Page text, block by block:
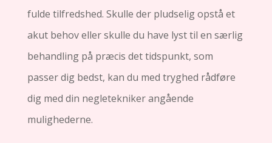
fulde tilfredshed. Skulle der pludselig opstå et
akut behov eller skulle du have lyst til en særlig
behandling på præcis det tidspunkt, som
passer dig bedst, kan du med tryghed rådføre
dig med din negletekniker angående
mulighederne.